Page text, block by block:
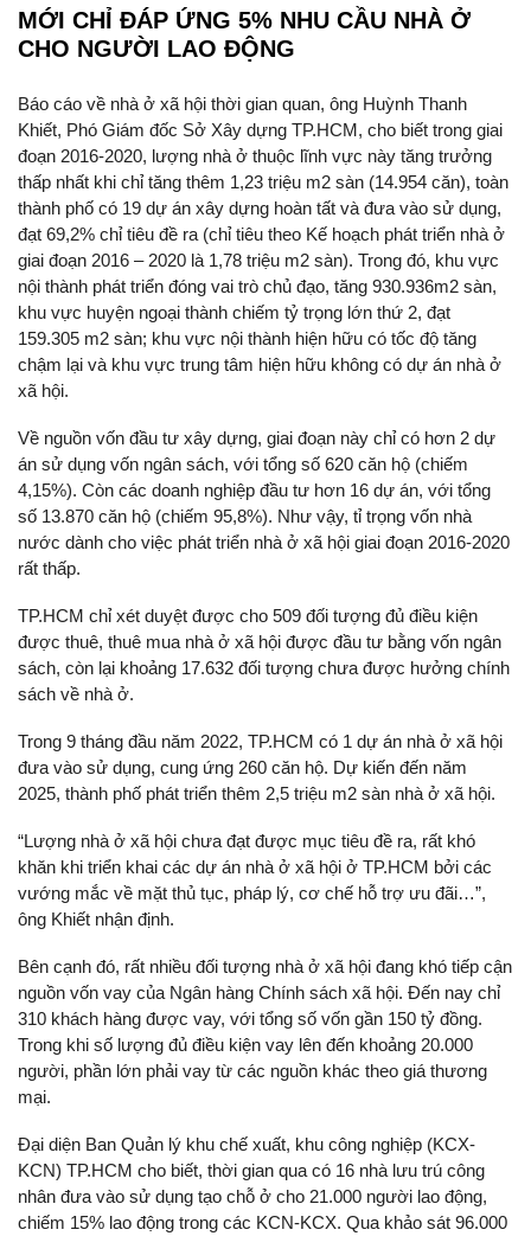
MỚI CHỈ ĐÁP ỨNG 5% NHU CẦU NHÀ Ở
CHO NGƯỜI LAO ĐỘNG
Báo cáo về nhà ở xã hội thời gian quan, ông Huỳnh Thanh
Khiết, Phó Giám đốc Sở Xây dựng TP.HCM, cho biết trong giai
đoạn 2016-2020, lượng nhà ở thuộc lĩnh vực này tăng trưởng
thấp nhất khi chỉ tăng thêm 1,23 triệu m2 sàn (14.954 căn), toàn
thành phố có 19 dự án xây dựng hoàn tất và đưa vào sử dụng,
đạt 69,2% chỉ tiêu đề ra (chỉ tiêu theo Kế hoạch phát triển nhà ở
giai đoạn 2016 – 2020 là 1,78 triệu m2 sàn). Trong đó, khu vực
nội thành phát triển đóng vai trò chủ đạo, tăng 930.936m2 sàn,
khu vực huyện ngoại thành chiếm tỷ trọng lớn thứ 2, đạt
159.305 m2 sàn; khu vực nội thành hiện hữu có tốc độ tăng
chậm lại và khu vực trung tâm hiện hữu không có dự án nhà ở
xã hội.
Về nguồn vốn đầu tư xây dựng, giai đoạn này chỉ có hơn 2 dự
án sử dụng vốn ngân sách, với tổng số 620 căn hộ (chiếm
4,15%). Còn các doanh nghiệp đầu tư hơn 16 dự án, với tổng
số 13.870 căn hộ (chiếm 95,8%). Như vậy, tỉ trọng vốn nhà
nước dành cho việc phát triển nhà ở xã hội giai đoạn 2016-2020
rất thấp.
TP.HCM chỉ xét duyệt được cho 509 đối tượng đủ điều kiện
được thuê, thuê mua nhà ở xã hội được đầu tư bằng vốn ngân
sách, còn lại khoảng 17.632 đối tượng chưa được hưởng chính
sách về nhà ở.
Trong 9 tháng đầu năm 2022, TP.HCM có 1 dự án nhà ở xã hội
đưa vào sử dụng, cung ứng 260 căn hộ. Dự kiến đến năm
2025, thành phố phát triển thêm 2,5 triệu m2 sàn nhà ở xã hội.
“Lượng nhà ở xã hội chưa đạt được mục tiêu đề ra, rất khó
khăn khi triển khai các dự án nhà ở xã hội ở TP.HCM bởi các
vướng mắc về mặt thủ tục, pháp lý, cơ chế hỗ trợ ưu đãi…”,
ông Khiết nhận định.
Bên cạnh đó, rất nhiều đối tượng nhà ở xã hội đang khó tiếp cận
nguồn vốn vay của Ngân hàng Chính sách xã hội. Đến nay chỉ
310 khách hàng được vay, với tổng số vốn gần 150 tỷ đồng.
Trong khi số lượng đủ điều kiện vay lên đến khoảng 20.000
người, phần lớn phải vay từ các nguồn khác theo giá thương
mại.
Đại diện Ban Quản lý khu chế xuất, khu công nghiệp (KCX-
KCN) TP.HCM cho biết, thời gian qua có 16 nhà lưu trú công
nhân đưa vào sử dụng tạo chỗ ở cho 21.000 người lao động,
chiếm 15% lao động trong các KCN-KCX. Qua khảo sát 96.000